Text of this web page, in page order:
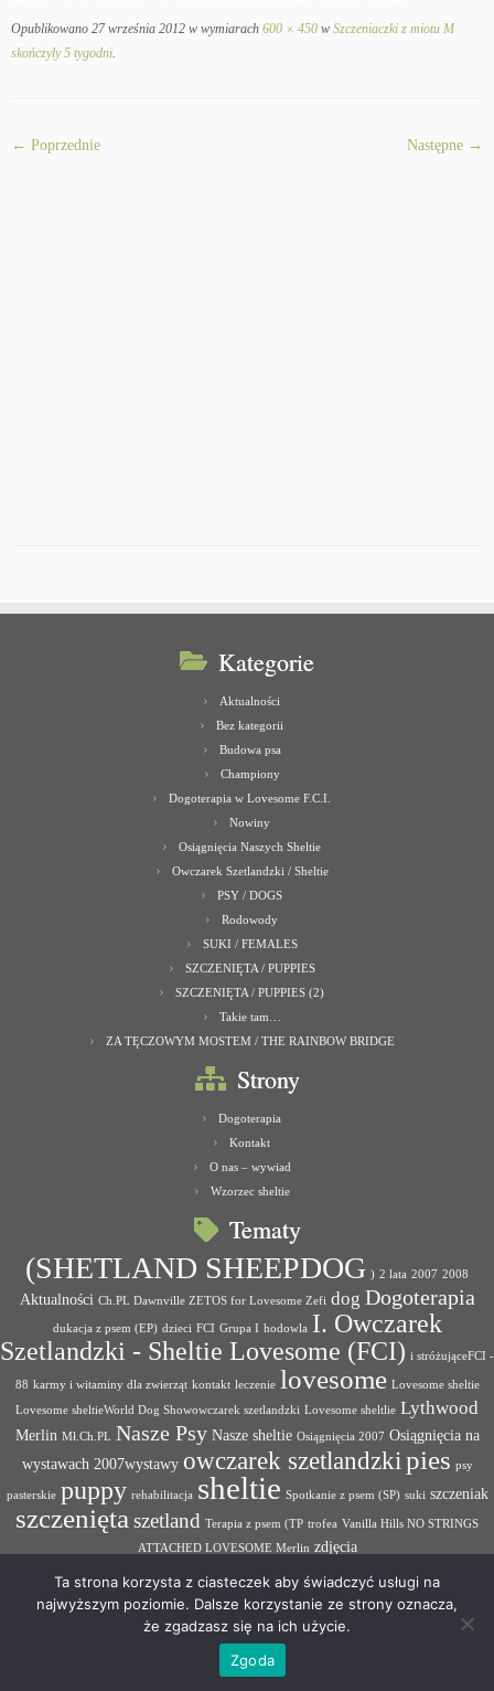
Opublikowano 27 września 2012 w wymiarach 600 × 450 w Szczeniaczki z miotu M
skończyly 5 tygodni.
← Poprzednie Następne →
Kategorie
Aktualności
Bez kategorii
Budowa psa
Championy
Dogoterapia w Lovesome F.C.I.
Nowiny
Osiągnięcia Naszych Sheltie
Owczarek Szetlandzki / Sheltie
PSY / DOGS
Rodowody
SUKI / FEMALES
SZCZENIĘTA / PUPPIES
SZCZENIĘTA / PUPPIES (2)
Takie tam…
ZA TĘCZOWYM MOSTEM / THE RAINBOW BRIDGE
Strony
Dogoterapia
Kontakt
O nas – wywiad
Wzorzec sheltie
Tematy
(SHETLAND SHEEPDOG ) 2 lata 2007 2008
Aktualności Ch.PL Dawnville ZETOS for Lovesome Zefi dog Dogoterapia
dukacja z psem (EP) dzieci FCI Grupa I hodowla I. Owczarek
Szetlandzki - Sheltie Lovesome (FCI) i stróżująceFCI -
88 karmy i witaminy dla zwierząt kontakt leczenie lovesome Lovesome sheltie
Lovesome sheltieWorld Dog Showowczarek szetlandzki Lovesome sheltlie Lythwood
Merlin Mł.Ch.PL Nasze Psy Nasze sheltie Osiągnięcia 2007 Osiągnięcia na
wystawach 2007wystawy owczarek szetlandzkipies psy
pasterskie puppy rehabilitacja sheltie Spotkanie z psem (SP) suki szczeniak
szczenięta szetland Terapia z psem (TP trofea Vanilla Hills NO STRINGS
ATTACHED LOVESOME Merlin zdjęcia
Designed with theCustomizr theme
Ta strona korzysta z ciasteczek aby świadczyć usługi na
najwyższym poziomie. Dalsze korzystanie ze strony oznacza,
że zgadzasz się na ich użycie.
Zgoda